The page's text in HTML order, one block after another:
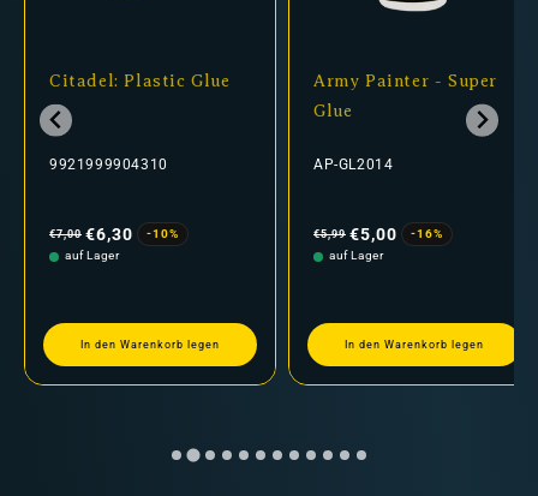
Citadel: Plastic Glue
9921999904310
Preis
€7,00 €6,30
-10%
auf Lager
In den Warenkorb legen
Army Painter - Super
Glue
AP-GL2014
Preis
€5,99 €5,00
-16%
auf Lager
In den Warenkorb legen